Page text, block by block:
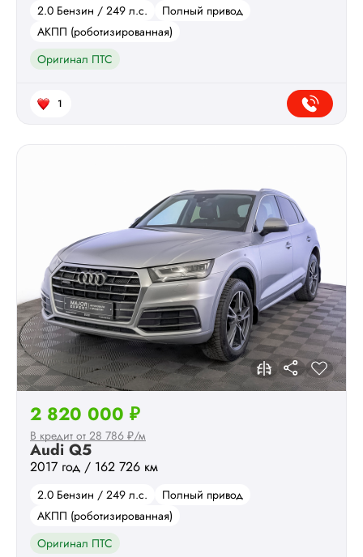
2.0 Бензин / 249 л.с.
Полный привод
АКПП (роботизированная)
Оригинал ПТС
1
Audi Q5
2017 год / 162 726 км
2.0 Бензин / 249 л.с.
Полный привод
АКПП (роботизированная)
Оригинал ПТС
2 820 000 ₽
В кредит от 28 786 ₽/м